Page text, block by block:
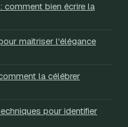
comment bien écrire la
maîtriser l'élégance
la célébrer
pour identifier